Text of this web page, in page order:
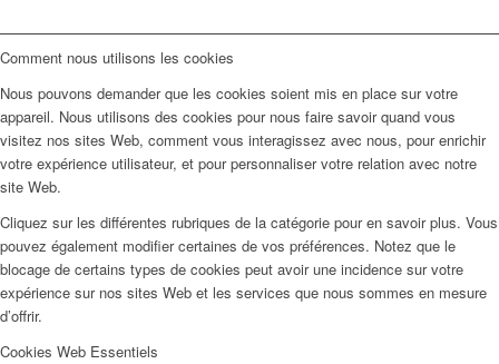
Comment nous utilisons les cookies
Nous pouvons demander que les cookies soient mis en place sur votre
appareil. Nous utilisons des cookies pour nous faire savoir quand vous
visitez nos sites Web, comment vous interagissez avec nous, pour enrichir
votre expérience utilisateur, et pour personnaliser votre relation avec notre
site Web.
Cliquez sur les différentes rubriques de la catégorie pour en savoir plus. Vous
pouvez également modifier certaines de vos préférences. Notez que le
blocage de certains types de cookies peut avoir une incidence sur votre
expérience sur nos sites Web et les services que nous sommes en mesure
d’offrir.
Cookies Web Essentiels